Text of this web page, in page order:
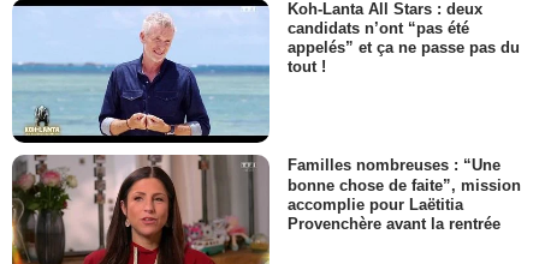
Koh-Lanta All Stars : deux
candidats n’ont “pas été
appelés” et ça ne passe pas du
tout !
Familles nombreuses : “Une
bonne chose de faite”, mission
accomplie pour Laëtitia
Provenchère avant la rentrée